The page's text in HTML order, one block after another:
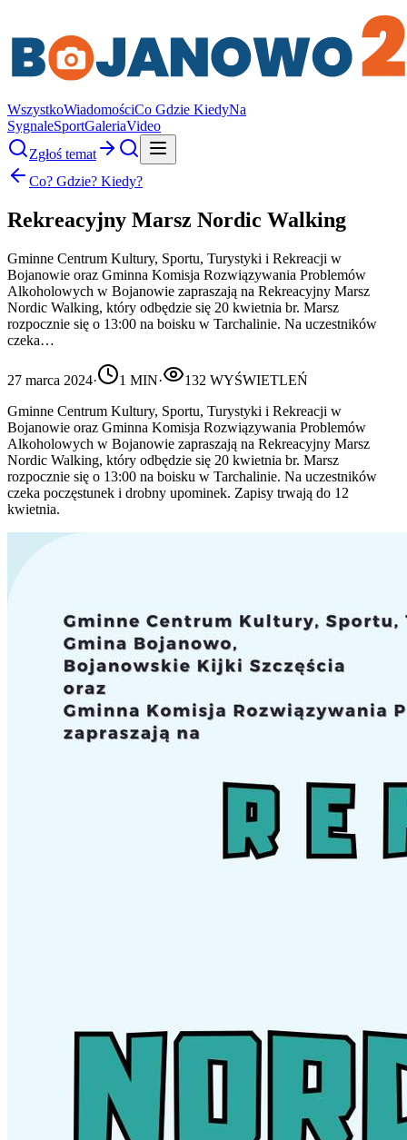
WszystkoWiadomościCo Gdzie KiedyNa
SygnaleSportGaleriaVideo
Zgłoś temat
Co? Gdzie? Kiedy?
Rekreacyjny Marsz Nordic Walking
Gminne Centrum Kultury, Sportu, Turystyki i Rekreacji w
Bojanowie oraz Gminna Komisja Rozwiązywania Problemów
Alkoholowych w Bojanowie zapraszają na Rekreacyjny Marsz
Nordic Walking, który odbędzie się 20 kwietnia br. Marsz
rozpocznie się o 13:00 na boisku w Tarchalinie. Na uczestników
czeka…
27 marca 2024· 1 MIN· 132 WYŚWIETLEŃ
Gminne Centrum Kultury, Sportu, Turystyki i Rekreacji w
Bojanowie oraz Gminna Komisja Rozwiązywania Problemów
Alkoholowych w Bojanowie zapraszają na Rekreacyjny Marsz
Nordic Walking, który odbędzie się 20 kwietnia br. Marsz
rozpocznie się o 13:00 na boisku w Tarchalinie. Na uczestników
czeka poczęstunek i drobny upominek. Zapisy trwają do 12
kwietnia.